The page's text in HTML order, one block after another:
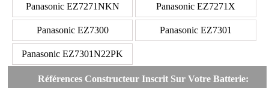
Panasonic EZ7271NKN Panasonic EZ7271X
Panasonic EZ7300 Panasonic EZ7301
Panasonic EZ7301N22PK
Références Constructeur Inscrit Sur Votre Batterie: